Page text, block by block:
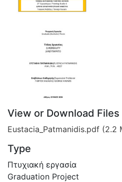
View or Download Files
Eustacia_Patmanidis.pdf (2.2
Type
Πτυχιακή εργασία
Graduation Project